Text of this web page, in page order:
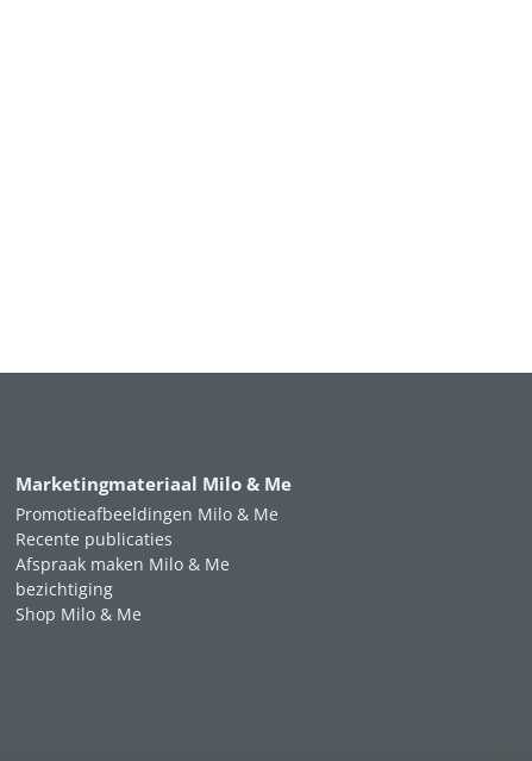
Marketingmateriaal Milo & Me
Promotieafbeeldingen Milo & Me
Recente publicaties
Afspraak maken Milo & Me
bezichtiging
Shop Milo & Me